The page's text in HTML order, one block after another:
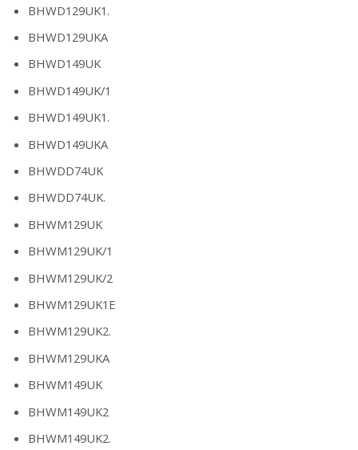
BHWD129UK1.
BHWD129UKA
BHWD149UK
BHWD149UK/1
BHWD149UK1.
BHWD149UKA
BHWDD74UK
BHWDD74UK.
BHWM129UK
BHWM129UK/1
BHWM129UK/2
BHWM129UK1E
BHWM129UK2.
BHWM129UKA
BHWM149UK
BHWM149UK2
BHWM149UK2.